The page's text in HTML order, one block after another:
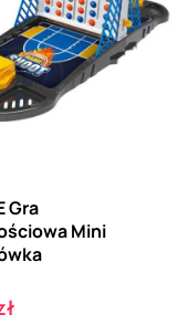
Gra
Mini